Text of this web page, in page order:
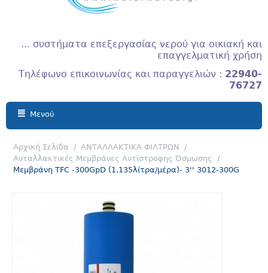
... συστήματα επεξεργασίας νερού για οικιακή και
επαγγελματική χρήση
Τηλέφωνο επικοινωνίας και παραγγελιών : 22940-
76727
Μενού
Αρχική Σελίδα / ΑΝΤΑΛΛΑΚΤΙΚΑ ΦΙΛΤΡΩΝ
/
Ανταλλακτικές Mεμβράνες Αντίστροφης Όσμωσης
/
Μεμβράνη TFC -300GpD (1.135λίτρα/μέρα)- 3'' 3012-300G